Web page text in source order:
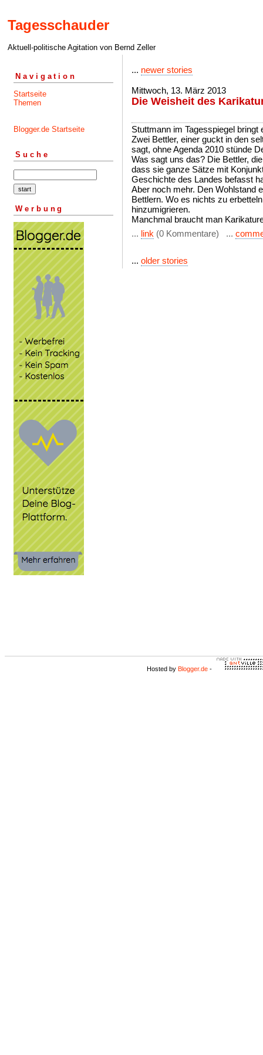
Tagesschauder
Aktuell-politische Agitation von Bernd Zeller
Navigation
Startseite
Themen
Blogger.de Startseite
Suche
Werbung
... newer stories
Mittwoch, 13. März 2013
Die Weisheit des
Stuttmann im Tagesspiegel
Zwei Bettler, einer guckt in den
sagt, ohne Agenda 2010 stünde
Was sagt uns das? Die Bettler,
dass sie ganze Sätze mit
Geschichte des Landes befasst
Aber noch mehr. Den Wohlstand
Bettlern. Wo es nichts zu
hinzumigrieren.
Manchmal braucht man
... link (0 Kommentare) ...
... older stories
Hosted by Blogger.de -